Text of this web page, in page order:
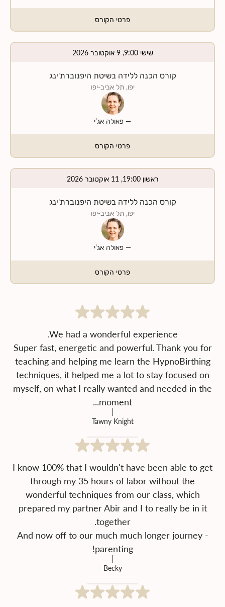
פרטי הקורס
שישי 9:00, 9 אוקטובר 2026
קורס הכנה ללידה בשיטת היפנוברת'ינג
יפו, תל אביב-יפו
— פאולה אג'י
פרטי הקורס
ראשון 19:00, 11 אוקטובר 2026
קורס הכנה ללידה בשיטת היפנוברת'ינג
יפו, תל אביב-יפו
— פאולה אג'י
פרטי הקורס
Super fast, energetic and powerful. Thank you for
teaching and helping me learn the HypnoBirthing
techniques, it helped me a lot to stay focused on
myself, on what I really wanted and needed in the
moment...
Tawny Knight
I know 100% that I wouldn't have been able to get
through my 35 hours of labor without the
wonderful techniques from our class, which
prepared my partner Abir and I to really be in it
And now off to our much much longer journey -
parenting!
Becky